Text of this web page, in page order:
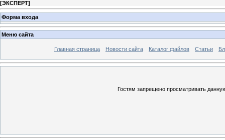
[ЭКСПЕРТ]
Форма входа
Меню сайта
Главная страница Новости сайта Каталог файлов Статьи
Гостям запрещено просматривать